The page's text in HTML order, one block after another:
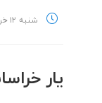
شنبه ۱۲ خرداد ۱۴۰۳
یار